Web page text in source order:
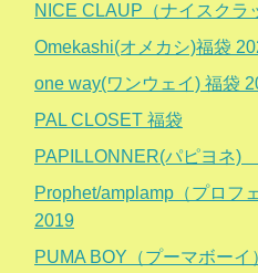
NICE CLAUP（ナイスクラ
Omekashi(オメカシ)福袋
one way(ワンウェイ) 福袋
PAL CLOSET 福袋
PAPILLONNER(パピヨネ)
Prophet/amplamp（プロフ
2019
PUMA BOY（プーマボー